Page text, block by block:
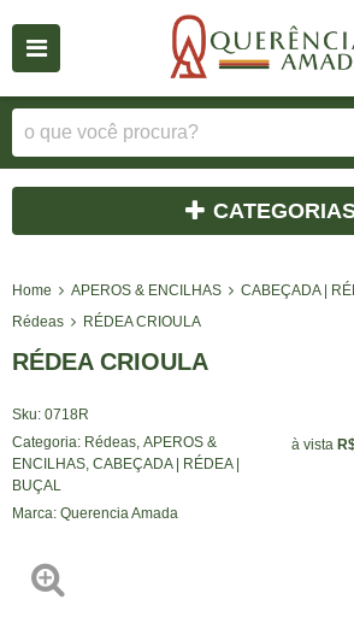
Home APEROS & ENCILHAS
CABEÇADA |
Rédeas
RÉDEA CRIOULA
RÉDEA CRIOULA
Sku: 0718R
Categoria: Rédeas APEROS &
ENCILHAS CABEÇADA | RÉDEA |
BUÇAL
Marca: Querencia Amada
à vista